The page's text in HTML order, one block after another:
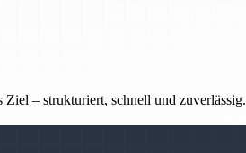
– strukturiert, schnell und zuverlässig.